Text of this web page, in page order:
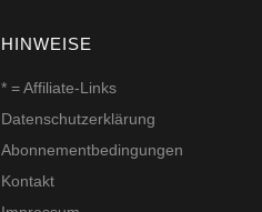
HINWEISE
* = Affiliate-Links
Datenschutzerklärung
Abonnementbedingungen
Kontakt